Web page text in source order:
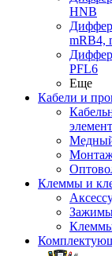
HNB
mRB4,
PFL6
Еще
Кабели и
Клеммы и